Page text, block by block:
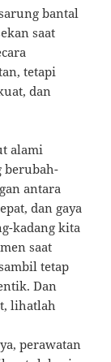
bantal
saat
tetapi
dan
alami
berubah-
antara
dan gaya
kadang kita
saat
tetap
Dan
lihatlah
perawatan